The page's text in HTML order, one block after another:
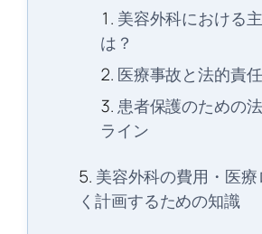
美容外科における
は？
医療事故と法的責任
患者保護のための
ライン
美容外科の費用・医
く計画するための知識